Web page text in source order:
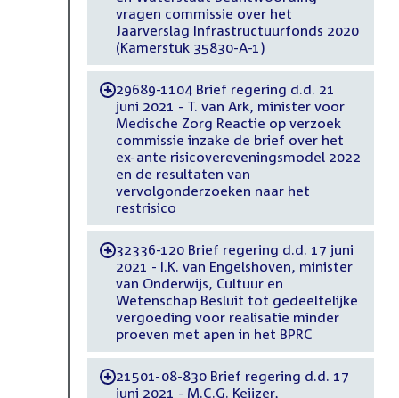
vragen commissie over het
Jaarverslag Infrastructuurfonds 2020
(Kamerstuk 35830-A-1)
-29689-1104 Brief regering d.d. 21
juni 2021 - T. van Ark, minister voor
Medische Zorg Reactie op verzoek
commissie inzake de brief over het
ex-ante risicovereveningsmodel 2022
en de resultaten van
vervolgonderzoeken naar het
restrisico
-32336-120 Brief regering d.d. 17 juni
2021 - I.K. van Engelshoven, minister
van Onderwijs, Cultuur en
Wetenschap Besluit tot gedeeltelijke
vergoeding voor realisatie minder
proeven met apen in het BPRC
-21501-08-830 Brief regering d.d. 17
juni 2021 - M.C.G. Keijzer,